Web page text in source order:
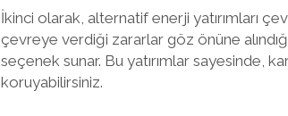
İkinci olarak, alternatif enerji yatırımları
çevreye verdiği zararlar göz önüne
seçenek sunar. Bu yatırımlar sayesinde,
koruyabilirsiniz.